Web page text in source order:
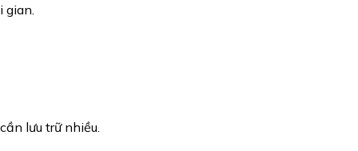
lưu trữ nhiều.